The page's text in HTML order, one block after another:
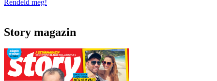
Rendeld meg!
Story magazin